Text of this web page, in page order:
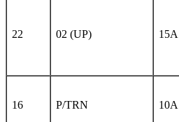
22 02 (UP) 15A
16 P/TRN 10A